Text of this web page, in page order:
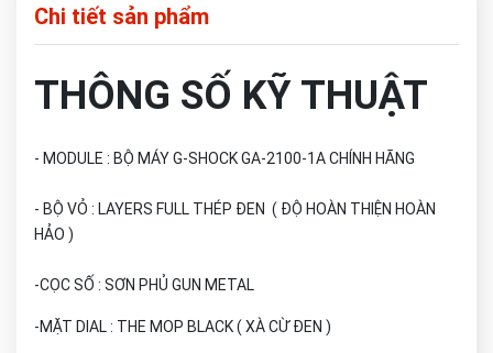
Chi tiết sản phẩm
THÔNG SỐ KỸ THUẬT
- MODULE : BỘ MÁY G-SHOCK GA-2100-1A CHÍNH HÃNG
- BỘ VỎ : LAYERS FULL THÉP ĐEN ( ĐỘ HOÀN THIỆN HOÀN
HẢO )
-CỌC SỐ : SƠN PHỦ GUN METAL
-MẶT DIAL : THE MOP BLACK ( XÀ CỪ ĐEN )